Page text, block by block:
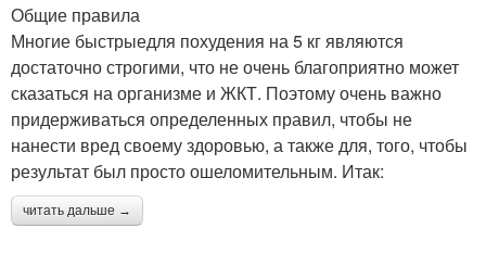
Общие правила
Многие быстрыедля похудения на 5 кг являются
достаточно строгими, что не очень благоприятно может
сказаться на организме и ЖКТ. Поэтому очень важно
придерживаться определенных правил, чтобы не
нанести вред своему здоровью, а также для, того, чтобы
результат был просто ошеломительным. Итак:
читать дальше →